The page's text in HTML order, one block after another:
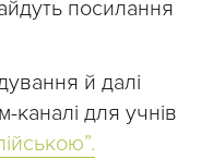
посилання
й далі
каналі для учнів